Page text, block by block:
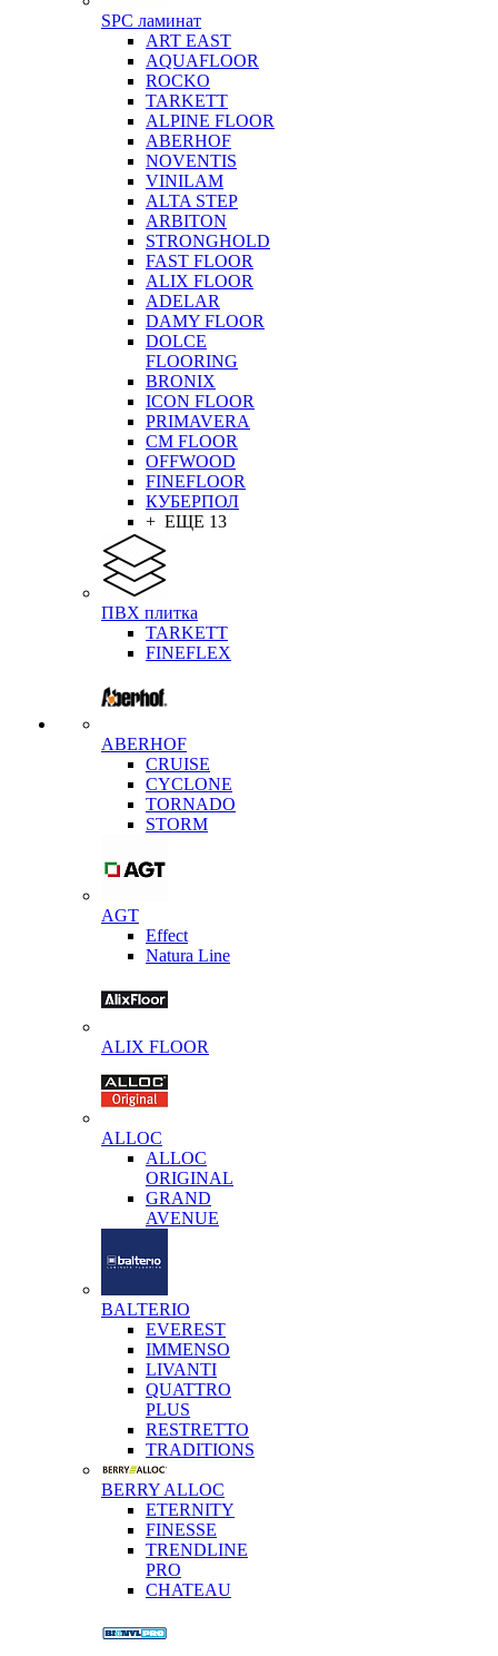
SPC ламинат
ART EAST
AQUAFLOOR
ROCKO
TARKETT
ALPINE FLOOR
ABERHOF
NOVENTIS
VINILAM
ALTA STEP
ARBITON
STRONGHOLD
FAST FLOOR
ALIX FLOOR
ADELAR
DAMY FLOOR
DOLCE
FLOORING
BRONIX
ICON FLOOR
PRIMAVERA
CM FLOOR
OFFWOOD
FINEFLOOR
КУБЕРПОЛ
+ ЕЩЕ 13
ПВХ плитка
TARKETT
FINEFLEX
ABERHOF
CRUISE
CYCLONE
TORNADO
STORM
AGT
Effect
Natura Line
ALIX FLOOR
ALLOC
ALLOC
ORIGINAL
GRAND
AVENUE
BALTERIO
EVEREST
IMMENSO
LIVANTI
QUATTRO
PLUS
RESTRETTO
TRADITIONS
BERRY ALLOC
ETERNITY
FINESSE
TRENDLINE
PRO
CHATEAU